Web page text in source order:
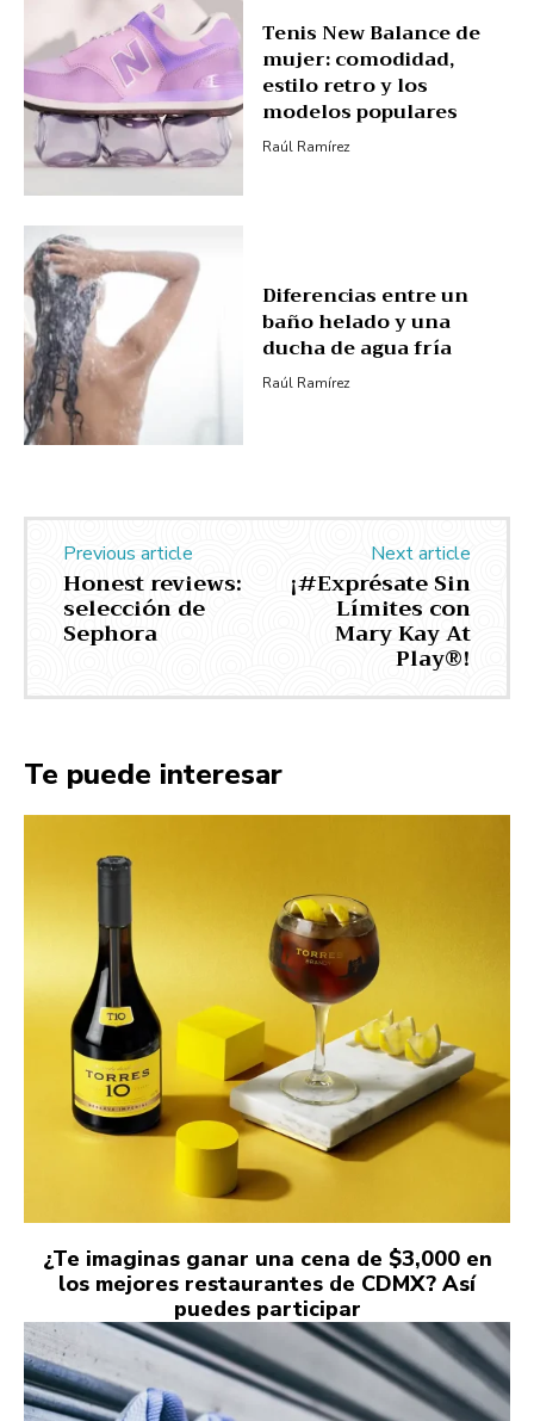
Tenis New Balance de
mujer: comodidad,
estilo retro y los
modelos populares
Raúl Ramírez
Diferencias entre un
baño helado y una
ducha de agua fría
Raúl Ramírez
Previous article
Honest reviews:
selección de
Sephora
Next article
¡#Exprésate Sin
Límites con
Mary Kay At
Play®!
Te puede interesar
¿Te imaginas ganar una cena de $3,000 en
los mejores restaurantes de CDMX? Así
puedes participar